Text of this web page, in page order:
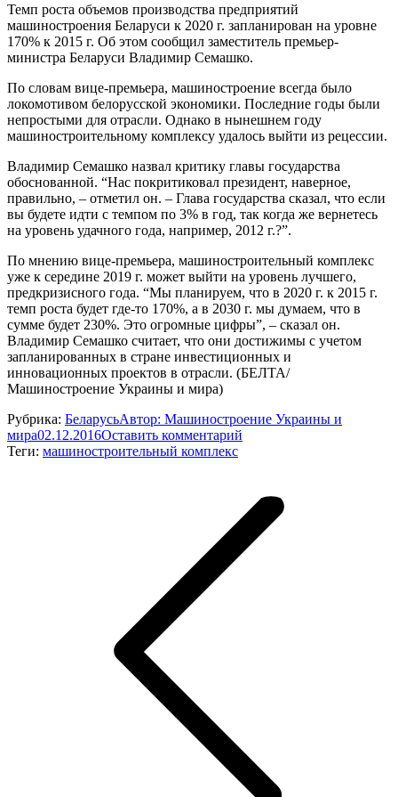
Темп роста объемов производства предприятий
машиностроения Беларуси к 2020 г. запланирован на уровне
170% к 2015 г. Об этом сообщил заместитель премьер-
министра Беларуси Владимир Семашко.
По словам вице-премьера, машиностроение всегда было
локомотивом белорусской экономики. Последние годы были
непростыми для отрасли. Однако в нынешнем году
машиностроительному комплексу удалось выйти из рецессии.
Владимир Семашко назвал критику главы государства
обоснованной. “Нас покритиковал президент, наверное,
правильно, – отметил он. – Глава государства сказал, что если
вы будете идти с темпом по 3% в год, так когда же вернетесь
на уровень удачного года, например, 2012 г.?”.
По мнению вице-премьера, машиностроительный комплекс
уже к середине 2019 г. может выйти на уровень лучшего,
предкризисного года. “Мы планируем, что в 2020 г. к 2015 г.
темп роста будет где-то 170%, а в 2030 г. мы думаем, что в
сумме будет 230%. Это огромные цифры”, – сказал он.
Владимир Семашко считает, что они достижимы с учетом
запланированных в стране инвестиционных и
инновационных проектов в отрасли. (БЕЛТА/
Машиностроение Украины и мира)
Рубрика: БеларусьАвтор: Машиностроение Украины и
мира02.12.2016Оставить комментарий
Теги: машиностроительный комплекс